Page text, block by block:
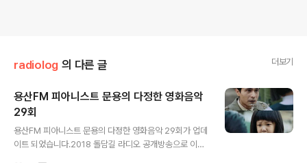
radiolog 의 다른 글 더보기
용산FM 피아니스트 문용의 다정한 영화음악
29회
용산FM 피아니스트 문용의 다정한 영화음악 29회가 업데
이트 되었습니다.2018 돌담길 라디오 공개방송으로 이뤄